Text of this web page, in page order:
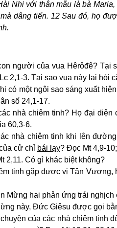
Nhi với thân mẫu là bà
dâng tiến. 12 Sau đó, họ
người của vua Hêrôđê? Tại
2,1-3. Tại sao vua này lại hỏi
có một ngôi sao sáng xuất
số 24,1-17.
nhà chiêm tinh? Họ đại
60,3-6.
nhà chiêm tinh khi lên
cử chỉ bái lạy? Đọc Mt 4,9-
2,11. Có gì khác biệt không?
tinh gặp được vị Tân Vương,
Mừng hai phản ứng trái
này, Đức Giêsu được gọi
của các nhà chiêm tinh